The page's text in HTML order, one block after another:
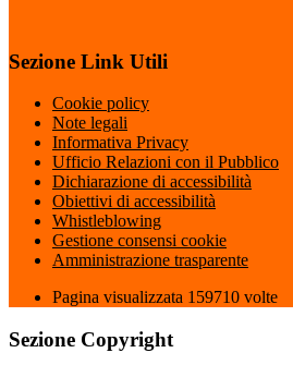
Sezione Link Utili
Cookie policy
Note legali
Informativa Privacy
Ufficio Relazioni con il Pubblico
Dichiarazione di accessibilità
Obiettivi di accessibilità
Whistleblowing
Gestione consensi cookie
Amministrazione trasparente
Pagina visualizzata 159710 volte
Sezione Copyright